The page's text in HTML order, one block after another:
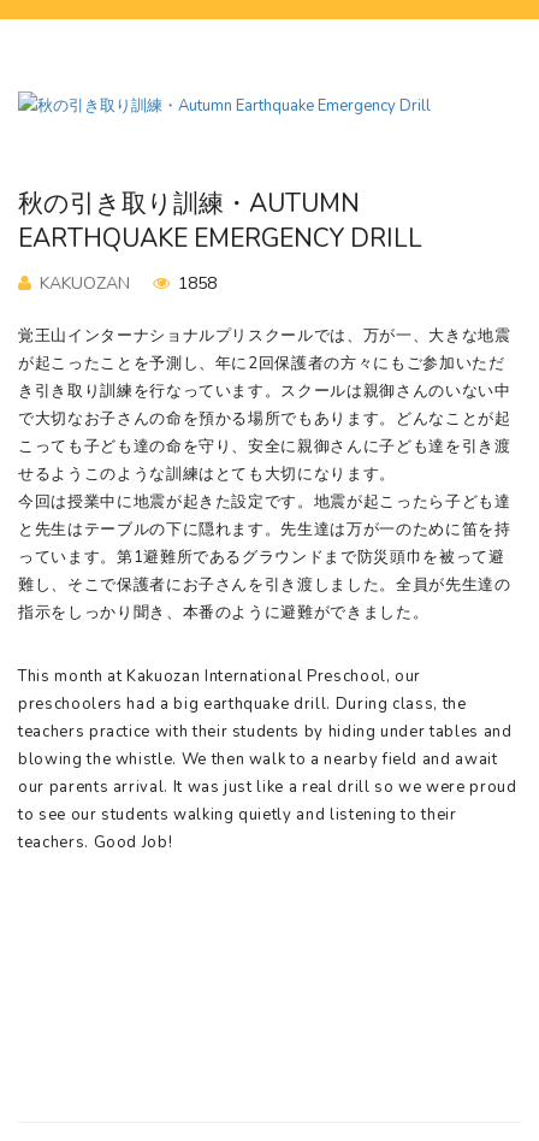
秋の引き取り訓練・AUTUMN
EARTHQUAKE EMERGENCY DRILL
KAKUOZAN 1858
覚王山インターナショナルプリスクールでは、万が一、大きな地震
が起こったことを予測し、年に2回保護者の方々にもご参加いただ
き引き取り訓練を行なっています。スクールは親御さんのいない中
で大切なお子さんの命を預かる場所でもあります。どんなことが起
こっても子ども達の命を守り、安全に親御さんに子ども達を引き渡
せるようこのような訓練はとても大切になります。
今回は授業中に地震が起きた設定です。地震が起こったら子ども達
と先生はテーブルの下に隠れます。先生達は万が一のために笛を持
っています。第1避難所であるグラウンドまで防災頭巾を被って避
難し、そこで保護者にお子さんを引き渡しました。全員が先生達の
指示をしっかり聞き、本番のように避難ができました。
This month at Kakuozan International Preschool, our
preschoolers had a big earthquake drill. During class, the
teachers practice with their students by hiding under tables and
blowing the whistle. We then walk to a nearby field and await
our parents arrival. It was just like a real drill so we were proud
to see our students walking quietly and listening to their
teachers. Good Job!